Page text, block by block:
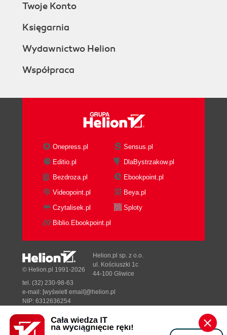
Twoje Konto
Księgarnia
Wydawnictwo Helion
Współpraca
Onepress.pl
Sensus.pl
Editio.pl
DlaBystrzakow.pl
Bezdroza.pl
Ebookpoint.pl
Videopoint.pl
Beya.pl
Czytalisek.pl
Sploty
Biblio.Ebookpoint.pl
Designed with ♥ byTonik.pl
© Helion.pl 1991-2026
Helion.pl sp. z o.o.
ul. Kościuszki 1c
44-100 Gliwice
tel. (32) 230-98-63
e-mail: [wyświetl email]@helion.pl
NIP: 6312636254